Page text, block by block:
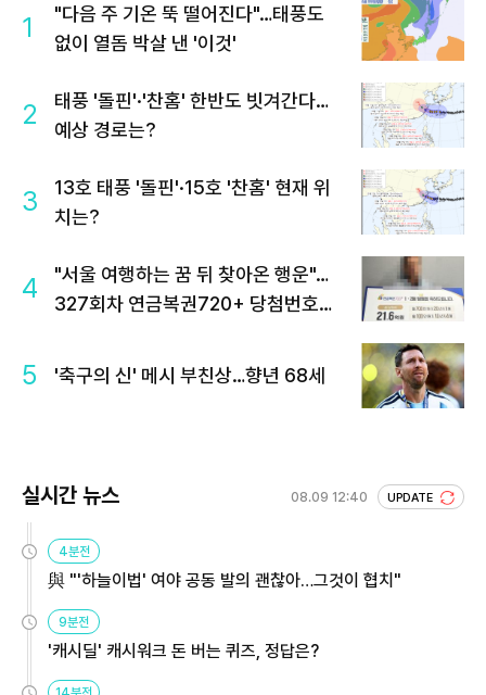
1
"다음 주 기온 뚝 떨어진다"…태풍도
없이 열돔 박살 낸 '이것'
2
태풍 '돌핀'·'찬홈' 한반도 빗겨간다…
예상 경로는?
3
13호 태풍 '돌핀'·15호 '찬홈' 현재 위
치는?
4
"서울 여행하는 꿈 뒤 찾아온 행운"…
327회차 연금복권720+ 당첨번호조
5 '축구의 신' 메시 부친상…향년 68세
실시간 뉴스 08.09 12:40 UPDATE
4분전
與 "'하늘이법' 여야 공동 발의 괜찮아…그것이 협치"
9분전
'캐시딜' 캐시워크 돈 버는 퀴즈, 정답은?